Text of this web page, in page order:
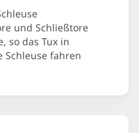
und Schließtore
so das Tux in
Schleuse fahren